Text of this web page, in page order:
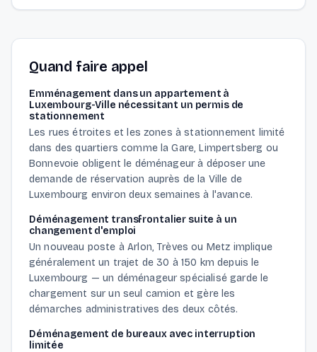
Quand faire appel
Emménagement dans un appartement à
Luxembourg-Ville nécessitant un permis de
stationnement
Les rues étroites et les zones à stationnement limité
dans des quartiers comme la Gare, Limpertsberg ou
Bonnevoie obligent le déménageur à déposer une
demande de réservation auprès de la Ville de
Luxembourg environ deux semaines à l'avance.
Déménagement transfrontalier suite à un
changement d'emploi
Un nouveau poste à Arlon, Trèves ou Metz implique
généralement un trajet de 30 à 150 km depuis le
Luxembourg — un déménageur spécialisé garde le
chargement sur un seul camion et gère les
démarches administratives des deux côtés.
Déménagement de bureaux avec interruption
limitée